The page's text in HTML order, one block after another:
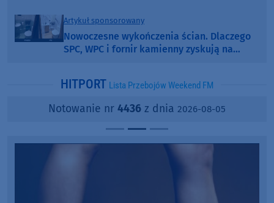
Artykuł sponsorowany
Nowoczesne wykończenia ścian. Dlaczego
SPC, WPC i fornir kamienny zyskują na
HITPORT Lista Przebojów Weekend FM
Notowanie nr 4436 z dnia 2026-08-05